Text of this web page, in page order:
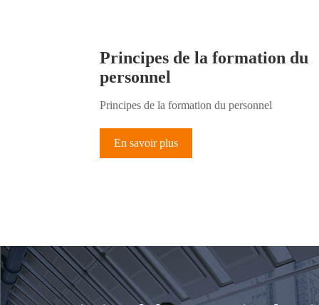
Principes de la formation du
personnel
Principes de la formation du personnel
En savoir plus